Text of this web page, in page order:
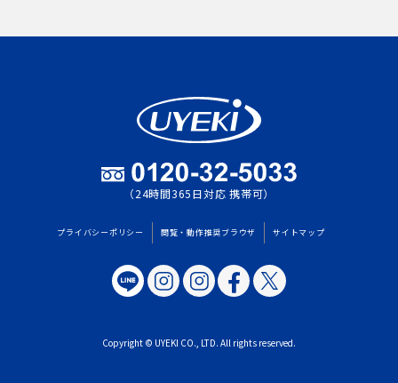
（24時間365日対応 携帯可）
プライバシーポリシー 閲覧・動作推奨ブラウザ サイトマップ
Copyright © UYEKI CO., LTD. All rights reserved.